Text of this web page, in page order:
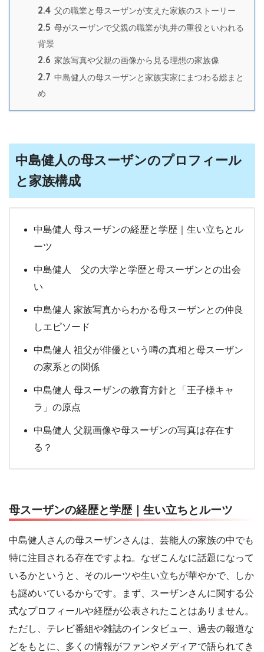
2.4 父の職業と母スーザンが支えた家族のストーリー
2.5 母がスーザンで父親の職業が丸井の重役といわれる
背景
2.6 家族写真や父親の画像から見る理想の家族像
2.7 中島健人の母スーザンと家族実家にまつわる総まと
め
中島健人の母スーザンのプロフィール
と家族構成
中島健人 母スーザンの経歴と学歴｜生い立ちとル
ーツ
中島健人 父の大学と学歴と母スーザンとの出会
い
中島健人 家族写真からわかる母スーザンとの仲良
しエピソード
中島健人 祖父が俳優という噂の真相と母スーザン
の家系との関係
中島健人 母スーザンの教育方針と「王子様キャ
ラ」の原点
中島健人 父親画像や母スーザンの写真は存在す
る？
母スーザンの経歴と学歴｜生い立ちとルーツ
中島健人さんの母スーザンさんは、芸能人の家族の中でも
特に注目される存在ですよね。なぜこんなに話題になって
いるかというと、そのルーツや生い立ちが華やかで、しか
も謎めいているからです。まず、スーザンさんに関する公
式なプロフィールや経歴が公表されたことはありません。
ただし、テレビ番組や雑誌のインタビュー、過去の報道な
どをもとに、多くの情報がファンやメディアで語られてき